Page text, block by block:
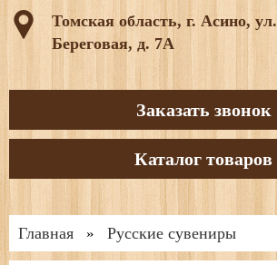
Томская область, г. Асино, ул.
Береговая, д. 7А
Заказать звонок
Каталог товаров
Главная » Русские сувениры